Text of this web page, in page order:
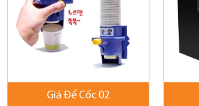
Giá Để Cốc 02